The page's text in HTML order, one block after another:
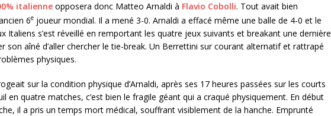
italienne opposera donc Matteo Arnaldi à Flavio Cobolli. Tout avait bien
6e joueur mondial. Il a mené 3-0. Arnaldi a effacé même une balle de 4-0 et le
Italiens s’est réveillé en remportant les quatre jeux suivants et breakant une dernière
son aîné d’aller chercher le tie-break. Un Berrettini sur courant alternatif et rattrapé
physiques.
sur la condition physique d’Arnaldi, après ses 17 heures passées sur les courts
en quatre matches, c’est bien le fragile géant qui a craqué physiquement. En début
il a pris un temps mort médical, souffrant visiblement de la hanche. Emprunté